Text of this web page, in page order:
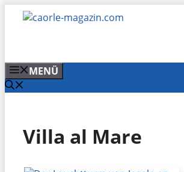
Zum
Inhalt
MENÜ
Villa al Mare